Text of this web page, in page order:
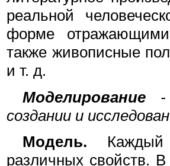
реальной
форме отражающими
также живописные
и т. д.
Моделирование-
создании и
Модель. Каждый
различных свойств.